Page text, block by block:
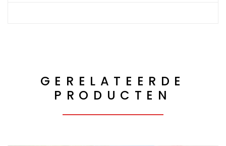
GERELATEERDE
PRODUCTEN